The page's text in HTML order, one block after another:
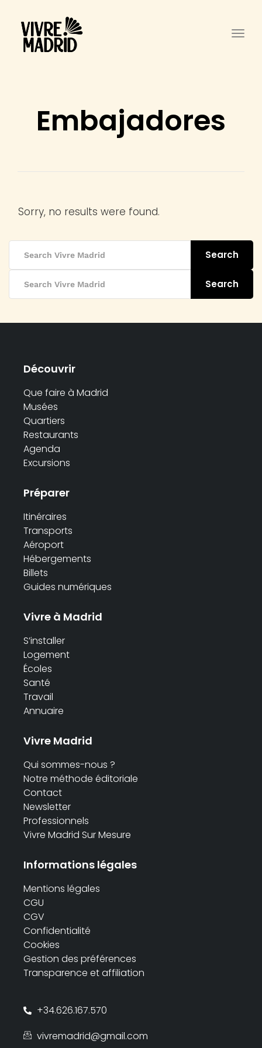
Embajadores
Sorry, no results were found.
Search
Search
Découvrir
Que faire à Madrid
Musées
Quartiers
Restaurants
Agenda
Excursions
Préparer
Itinéraires
Transports
Aéroport
Hébergements
Billets
Guides numériques
Vivre à Madrid
S’installer
Logement
Écoles
Santé
Travail
Annuaire
Vivre Madrid
Qui sommes-nous ?
Notre méthode éditoriale
Contact
Newsletter
Professionnels
Vivre Madrid Sur Mesure
Informations légales
Mentions légales
CGU
CGV
Confidentialité
Cookies
Gestion des préférences
Transparence et affiliation
+34.626.167.570
vivremadrid@gmail.com